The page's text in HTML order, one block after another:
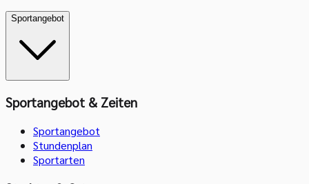
Sportangebot
Sportangebot & Zeiten
Sportangebot
Stundenplan
Sportarten